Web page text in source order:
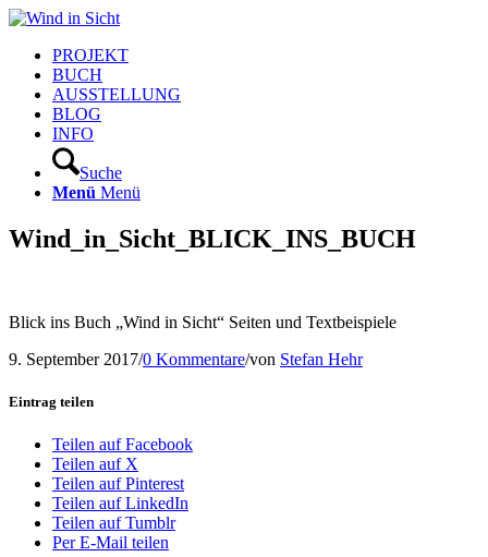
PROJEKT
BUCH
AUSSTELLUNG
BLOG
INFO
Suche
Menü Menü
Wind_in_Sicht_BLICK_INS_BUCH
Blick ins Buch „Wind in Sicht“ Seiten und Textbeispiele
9. September 2017/0 Kommentare/von Stefan Hehr
Eintrag teilen
Teilen auf Facebook
Teilen auf X
Teilen auf Pinterest
Teilen auf LinkedIn
Teilen auf Tumblr
Per E-Mail teilen